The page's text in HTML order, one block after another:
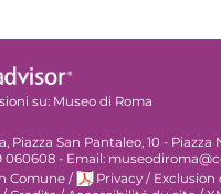
su: Museo di Roma
Piazza San Pantaleo, 10 - Piazza
060608 - Email:
Comune / Privacy / Exclusion